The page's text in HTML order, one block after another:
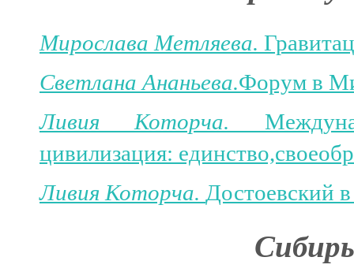
Мирослава Метляева.
Светлана Ананьева.Форум в
Ливия Которча.
цивилизация:
Ливия Которча. Достоевский